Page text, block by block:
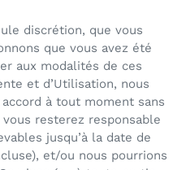
discrétion, que vous
que vous avez été
aux modalités de ces
et d’Utilisation, nous
à tout moment sans
resterez responsable
jusqu’à la date de
et/ou nous pourrions